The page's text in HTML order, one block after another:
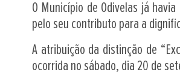
O Município de Odivelas já
pelo seu contributo para a
A atribuição da distinção de
ocorrida no sábado, dia 20 de